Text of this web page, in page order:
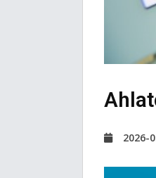
2026-